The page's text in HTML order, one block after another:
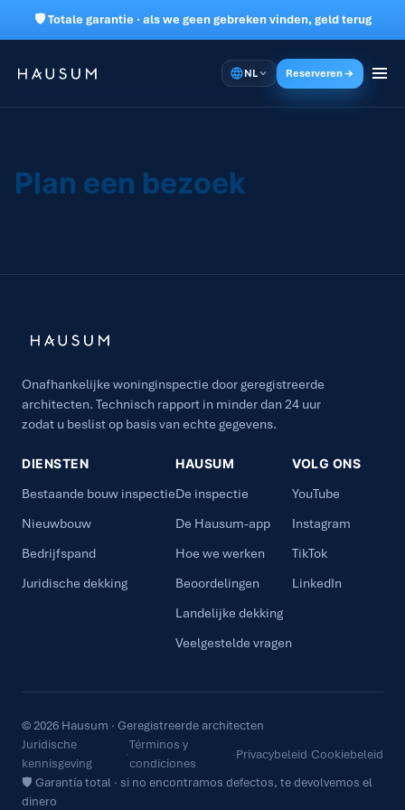
🛡 Totale garantie · als we geen gebreken vinden, geld terug
NL Reserveren
Plan een bezoek
Onafhankelijke woninginspectie door geregistreerde
architecten. Technisch rapport in minder dan 24 uur
zodat u beslist op basis van echte gegevens.
DIENSTEN
Bestaande bouw inspectie
Nieuwbouw
Bedrijfspand
Juridische dekking
HAUSUM
De inspectie
De Hausum-app
Hoe we werken
Beoordelingen
Landelijke dekking
Veelgestelde vragen
VOLG ONS
YouTube
Instagram
TikTok
LinkedIn
© 2026 Hausum · Geregistreerde architecten
Juridische
kennisgeving
·
Términos y
condiciones
·Privacybeleid·Cookiebeleid
🛡 Garantía total · si no encontramos defectos, te devolvemos el
dinero